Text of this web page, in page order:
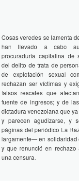
Cosas veredes se lamenta
han llevado a cabo
procuraduría capitalina de
del delito de trata de
de explotación sexual
rechazan ser víctimas y
falsos rescates que
fuente de ingresos; y de
dictadura venezolana que
y parecen agudizarse, y
páginas del periódico La
largamente— en solidaridad
y que renunció en rechazo
una censura.